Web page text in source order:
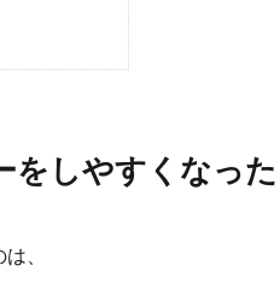
をしやすくなった
、